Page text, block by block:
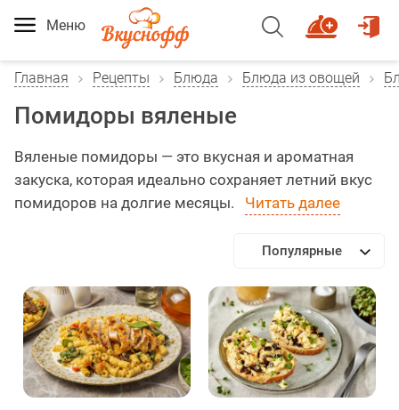
Меню
Главная Рецепты Блюда Блюда из овощей
Помидоры вяленые
Вяленые помидоры — это вкусная и ароматная
закуска, которая идеально сохраняет летний вкус
помидоров на долгие месяцы.
Читать далее
Популярные